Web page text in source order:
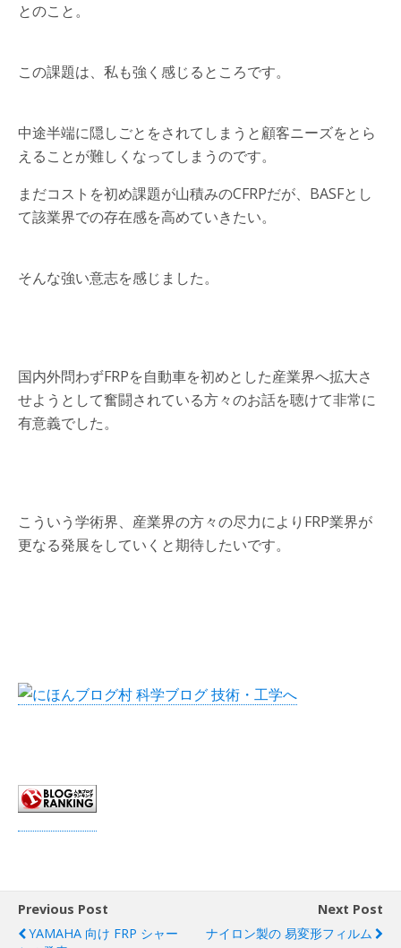
とのこと。
この課題は、私も強く感じるところです。
中途半端に隠しごとをされてしまうと顧客ニーズをとら
えることが難しくなってしまうのです。
まだコストを初め課題が山積みのCFRPだが、BASFとし
て該業界での存在感を高めていきたい。
そんな強い意志を感じました。
国内外問わずFRPを自動車を初めとした産業界へ拡大さ
せようとして奮闘されている方々のお話を聴けて非常に
有意義でした。
こういう学術界、産業界の方々の尽力によりFRP業界が
更なる発展をしていくと期待したいです。
Previous Post
YAMAHA 向け FRP シャー
Next Post
ナイロン製の 易変形フィルム